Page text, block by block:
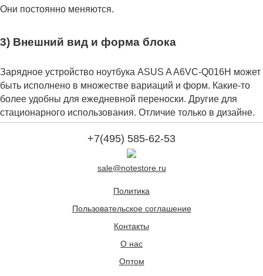
Они постоянно меняются.
3) Внешний вид и форма блока
Зарядное устройство ноутбука ASUS A A6VC-Q016H может
быть исполнено в множестве вариаций и форм. Какие-то
более удобны для ежедневной переноски. Другие для
стационарного использования. Отличие только в дизайне.
+7(495) 585-62-53
sale@notestore.ru
Политика
Пользовательское соглашение
Контакты
О нас
Оптом